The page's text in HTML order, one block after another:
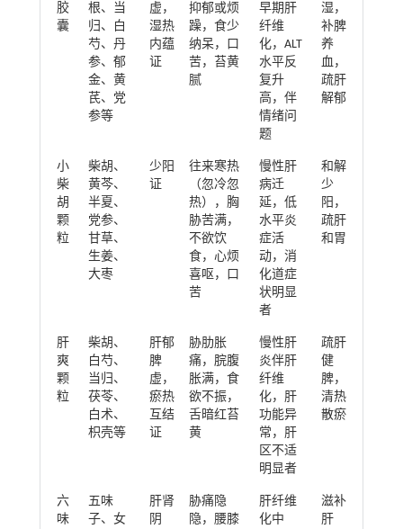
胶
囊
根、当
归、白
芍、丹
参、郁
金、黄
芪、党
参等
虚，
湿热
内蕴
证
抑郁或烦
躁，食少
纳呆，口
苦，苔黄
腻
早期肝
纤维
化，ALT
水平反
复升
高，伴
情绪问
题
湿，
补脾
养
血，
疏肝
解郁
小
柴
胡
颗
粒
柴胡、
黄芩、
半夏、
党参、
甘草、
生姜、
大枣
少阳
证
往来寒热
（忽冷忽
热），胸
胁苦满，
不欲饮
食，心烦
喜呕，口
苦
慢性肝
病迁
延，低
水平炎
症活
动，消
化道症
状明显
者
和解
少
阳，
疏肝
和胃
肝
爽
颗
粒
柴胡、
白芍、
当归、
茯苓、
白术、
枳壳等
肝郁
脾
虚，
瘀热
互结
证
胁肋胀
痛，脘腹
胀满，食
欲不振，
舌暗红苔
黄
慢性肝
炎伴肝
纤维
化，肝
功能异
常，肝
区不适
明显者
疏肝
健
脾，
清热
散瘀
六
味
五味
子、女
肝肾
阴
胁痛隐
隐，腰膝
肝纤维
化中
滋补
肝